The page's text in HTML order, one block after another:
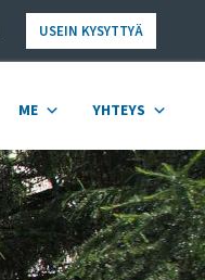
USEIN KYSYTTYÄ
ME YHTEYS